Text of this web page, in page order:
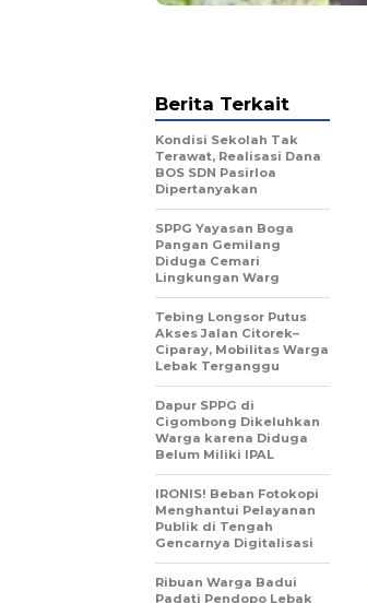
Berita Terkait
Kondisi Sekolah Tak
Terawat, Realisasi Dana
BOS SDN Pasirloa
Dipertanyakan
SPPG Yayasan Boga
Pangan Gemilang
Diduga Cemari
Lingkungan Warg
Tebing Longsor Putus
Akses Jalan Citorek–
Ciparay, Mobilitas Warga
Lebak Terganggu
Dapur SPPG di
Cigombong Dikeluhkan
Warga karena Diduga
Belum Miliki IPAL
IRONIS! Beban Fotokopi
Menghantui Pelayanan
Publik di Tengah
Gencarnya Digitalisasi
Ribuan Warga Badui
Padati Pendopo Lebak